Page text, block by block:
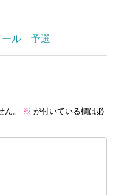
ール 予選
。 ※ が付いている欄は必